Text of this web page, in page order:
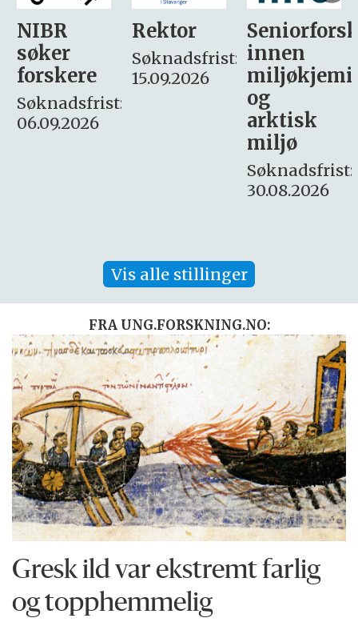
Rektor
Søknadsfrist:
15.09.2026
Seniorforsker
innen
miljøkjemi
søker
– fast
Søknadsfrist:
16. august.
Vis alle stillinger
FRA UNG.FORSKNING.NO:
Gresk ild var ekstremt farlig
og topphemmelig